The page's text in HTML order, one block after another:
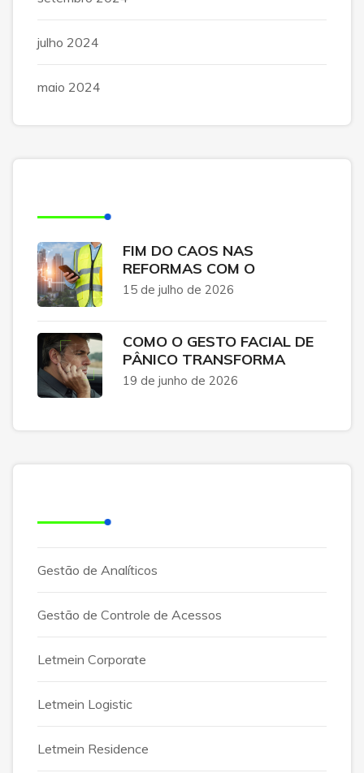
julho 2024
maio 2024
FIM DO CAOS NAS
REFORMAS COM O
15 de julho de 2026
COMO O GESTO FACIAL DE
PÂNICO TRANSFORMA
19 de junho de 2026
Gestão de Analíticos
Gestão de Controle de Acessos
Letmein Corporate
Letmein Logistic
Letmein Residence